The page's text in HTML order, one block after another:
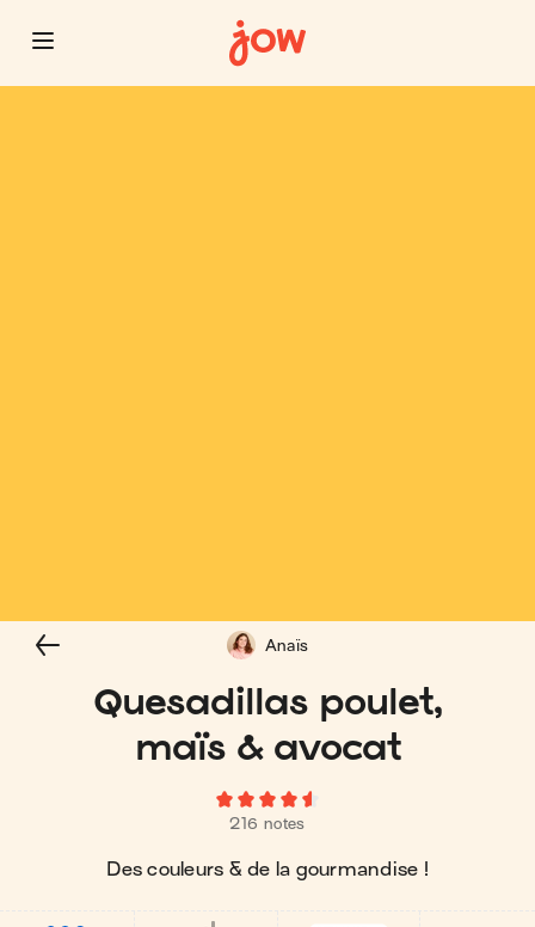
Quesadillas poulet,
maïs & avocat
216 notes
Des couleurs & de la gourmandise !
Anaïs